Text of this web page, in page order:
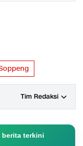
Tim Redaksi
terkini